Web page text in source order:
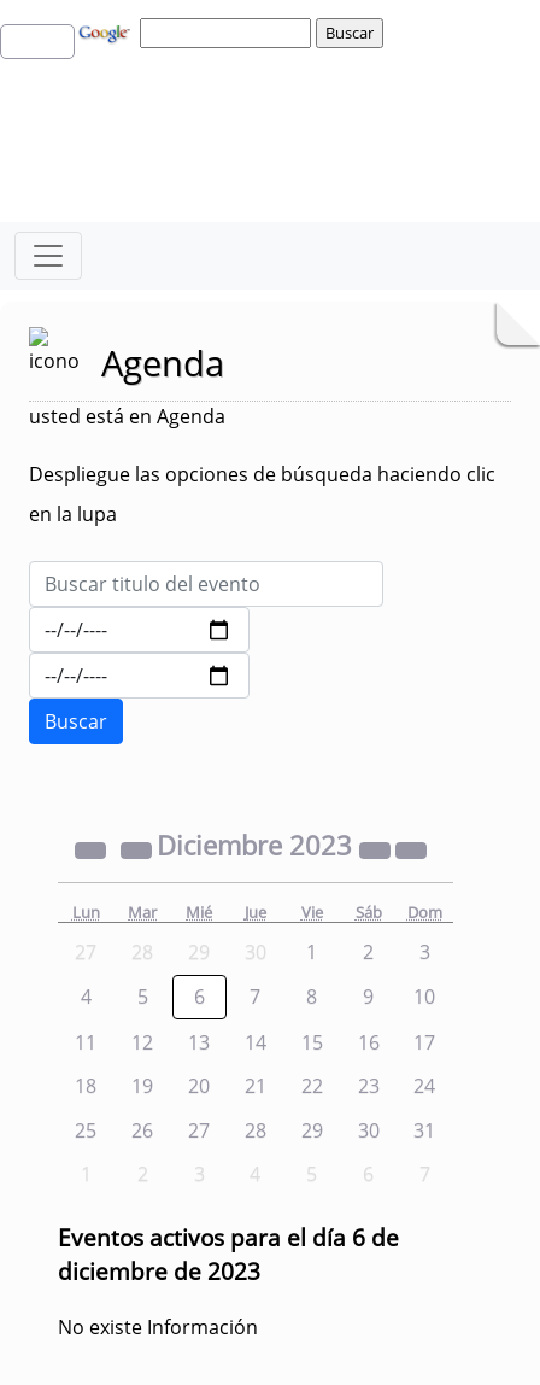
Agenda
usted está en Agenda
Despliegue las opciones de búsqueda haciendo clic
en la lupa
Diciembre 2023
Lun Mar Mié Jue Vie Sáb Dom
27 28 29 30 1 2
3
4
5 6 7 8 9
10
11
12 13 14 15 16
17
18
19 20 21 22 23
24
25
26 27 28 29 30
31
1
2 3 4 5 6 7
Eventos activos para el día 6 de
diciembre de 2023
No existe Información